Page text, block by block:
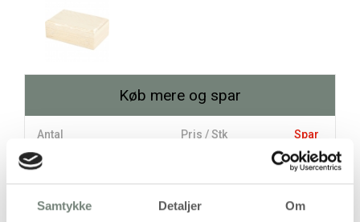
Samtykke Detaljer Om
Køb mere og spar
Antal Pris / Stk Spar
10 stk 24,00 kr.